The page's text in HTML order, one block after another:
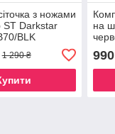
з ножами
Darkstar
BLK
1 290 ₴
на
990